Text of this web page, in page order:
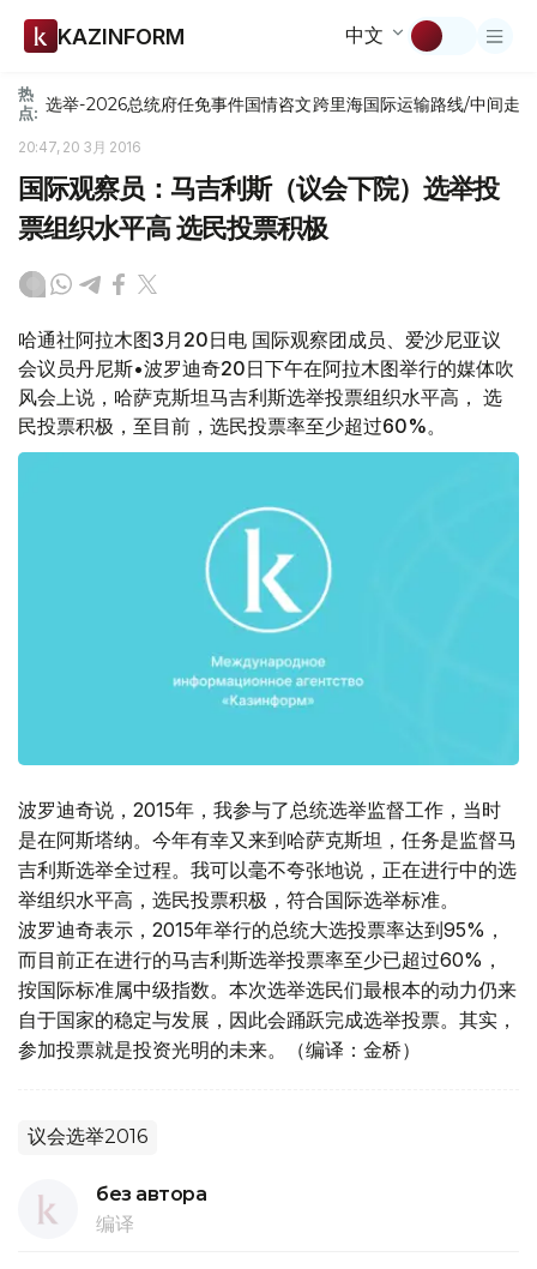
KAZINFORM 中文
热
点: 选举-2026总统府任免事件国情咨文跨里海国际运输路线/中间走廊
20:47, 20 3月 2016
国际观察员：马吉利斯（议会下院）选举投
票组织水平高 选民投票积极
哈通社阿拉木图3月20日电 国际观察团成员、爱沙尼亚议
会议员丹尼斯•波罗迪奇20日下午在阿拉木图举行的媒体吹
风会上说，哈萨克斯坦马吉利斯选举投票组织水平高， 选
民投票积极，至目前，选民投票率至少超过60%。
波罗迪奇说，2015年，我参与了总统选举监督工作，当时
是在阿斯塔纳。今年有幸又来到哈萨克斯坦，任务是监督马
吉利斯选举全过程。我可以毫不夸张地说，正在进行中的选
举组织水平高，选民投票积极，符合国际选举标准。
波罗迪奇表示，2015年举行的总统大选投票率达到95%，
而目前正在进行的马吉利斯选举投票率至少已超过60%，
按国际标准属中级指数。本次选举选民们最根本的动力仍来
自于国家的稳定与发展，因此会踊跃完成选举投票。其实，
参加投票就是投资光明的未来。（编译：金桥）
议会选举2016
без автора
编译